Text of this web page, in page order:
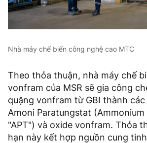
Nhà máy chế biến công nghệ cao MTC
Theo thỏa thuận, nhà máy chế
vonfram của MSR sẽ gia công
quặng vonfram từ GBI thành các
Amoni Paratungstat
"APT") và oxide vonfram. Thỏa
hạn này kết hợp nguồn cung